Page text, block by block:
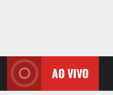
AO VIVO